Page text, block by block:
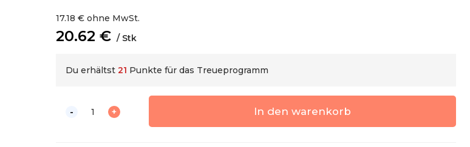
17.18 € ohne MwSt.
20.62 € Stk
Du erhältst 21 Punkte für das Treueprogramm